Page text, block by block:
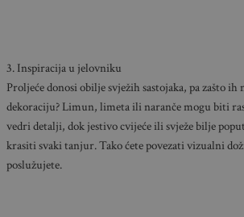
3. Inspiracija u jelovniku
Proljeće donosi obilje svježih sastojaka, pa zašto
dekoraciju? Limun, limeta ili naranče mogu biti
vedri detalji, dok jestivo cvijeće ili svježe bilje
krasiti svaki tanjur. Tako ćete povezati vizualni
poslužujete.